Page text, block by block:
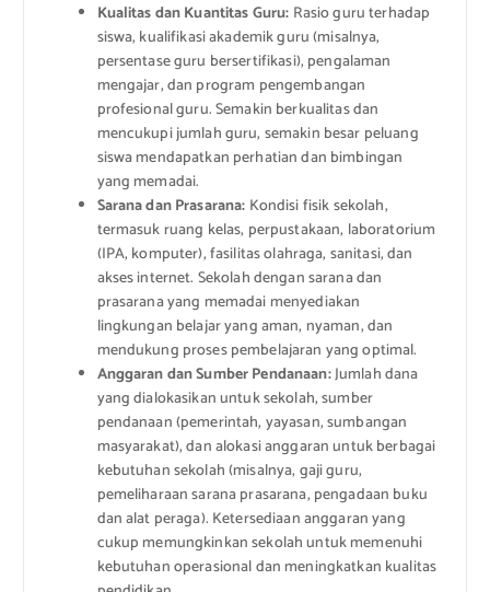
Kualitas dan Kuantitas Guru: Rasio guru terhadap
siswa, kualifikasi akademik guru (misalnya,
persentase guru bersertifikasi), pengalaman
mengajar, dan program pengembangan
profesional guru. Semakin berkualitas dan
mencukupi jumlah guru, semakin besar peluang
siswa mendapatkan perhatian dan bimbingan
yang memadai.
Sarana dan Prasarana: Kondisi fisik sekolah,
termasuk ruang kelas, perpustakaan, laboratorium
(IPA, komputer), fasilitas olahraga, sanitasi, dan
akses internet. Sekolah dengan sarana dan
prasarana yang memadai menyediakan
lingkungan belajar yang aman, nyaman, dan
mendukung proses pembelajaran yang optimal.
Anggaran dan Sumber Pendanaan:Jumlah dana
yang dialokasikan untuk sekolah, sumber
pendanaan (pemerintah, yayasan, sumbangan
masyarakat), dan alokasi anggaran untuk berbagai
kebutuhan sekolah (misalnya, gaji guru,
pemeliharaan sarana prasarana, pengadaan buku
dan alat peraga). Ketersediaan anggaran yang
cukup memungkinkan sekolah untuk memenuhi
kebutuhan operasional dan meningkatkan kualitas